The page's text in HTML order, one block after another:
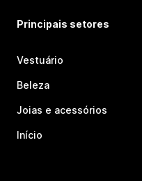
Principais setores
Vestuário
Beleza
Joias e acessórios
Início